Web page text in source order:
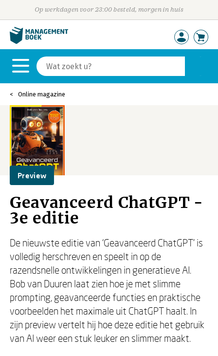
Op werkdagen voor 23:00 besteld, morgen in huis
Online magazine
Preview
Geavanceerd ChatGPT -
3e editie
De nieuwste editie van ‘Geavanceerd ChatGPT’ is
volledig herschreven en speelt in op de
razendsnelle ontwikkelingen in generatieve AI.
Bob van Duuren laat zien hoe je met slimme
prompting, geavanceerde functies en praktische
voorbeelden het maximale uit ChatGPT haalt. In
zijn preview vertelt hij hoe deze editie het gebruik
van AI weer een stuk leuker en slimmer maakt.